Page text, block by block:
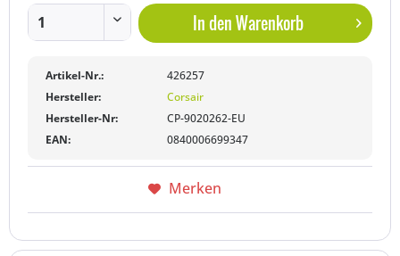
In denWarenkorb
Artikel-Nr.:
426257
Hersteller:
Corsair
Hersteller-Nr:
CP-9020262-EU
EAN:
0840006699347
Merken